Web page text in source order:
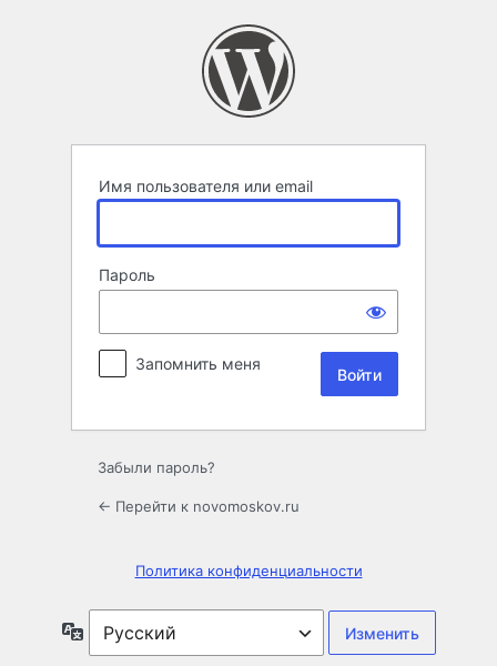
Имя пользователя или email
Пароль
Запомнить меня
Забыли пароль?
← Перейти к novomoskov.ru
Политика конфиденциальности
Язык